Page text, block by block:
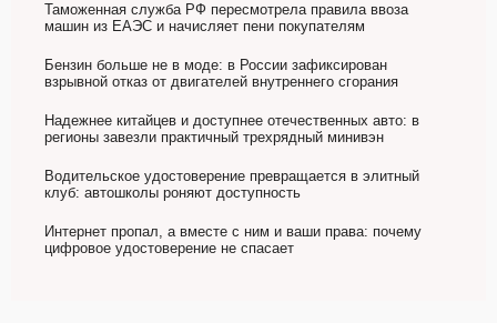
Таможенная служба РФ пересмотрела правила ввоза
машин из ЕАЭС и начисляет пени покупателям
Бензин больше не в моде: в России зафиксирован
взрывной отказ от двигателей внутреннего сгорания
Надежнее китайцев и доступнее отечественных авто: в
регионы завезли практичный трехрядный минивэн
Водительское удостоверение превращается в элитный
клуб: автошколы роняют доступность
Интернет пропал, а вместе с ним и ваши права: почему
цифровое удостоверение не спасает